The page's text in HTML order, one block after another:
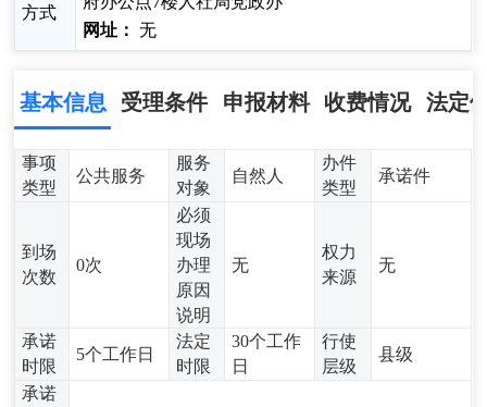
方式
网址： 无
基本信息 受理条件 申报材料 收费情况 法定
事项
类型
公共服务
服务
对象
自然人
办件
类型
承诺件
到场
次数
0次
必须
现场
办理
原因
说明
无
权力
来源
无
承诺
时限
5个工作日
法定
时限
30个工作
日
行使
层级
县级
承诺